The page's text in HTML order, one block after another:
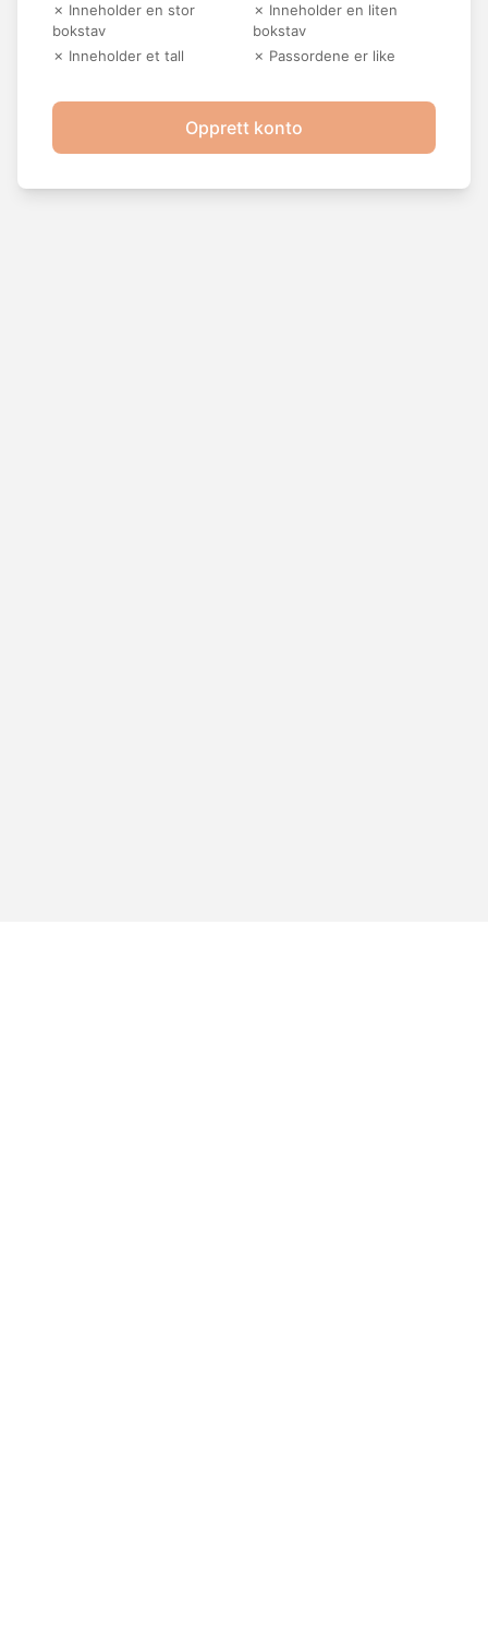
✗ Inneholder en stor
bokstav
✗ Inneholder en liten
bokstav
✗ Inneholder et tall
✗ Passordene er like
Opprett konto